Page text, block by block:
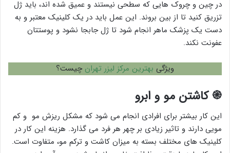
در چین و چروک هایی که سطحی نیستند و عمیق شده اند، باید ژل
تزریق کنید تا از بین بروند. این عمل باید در یک کلینیک معتبر و به
دست یک پزشک ماهر انجام شود تا ژل جابجا نشود و پوستتان
عفونت نکند.
ویژگی بهترین مرکز لیزر تهران چیست؟
֎ کاشتن مو و ابرو
این کار بیشتر برای افرادی انجام می شود که مشکل ریزش مو و کم
مویی دارند و تاثیر زیادی بر چهر هر فرد می گذارد. هزینه این کار در
کلینیک های مختلف بسته به میزان کاشت و ترکم مو، متفاوت است.